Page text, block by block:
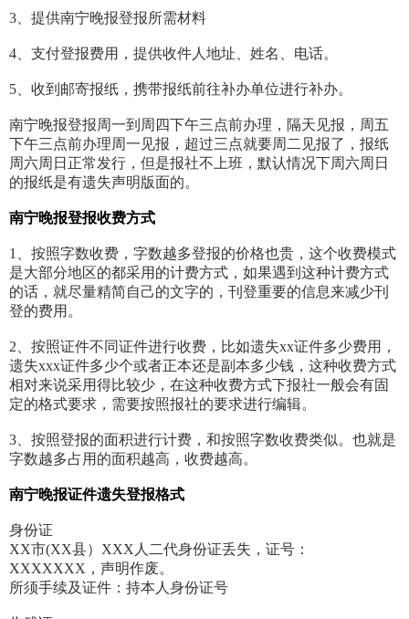
3、提供南宁晚报登报所需材料
4、支付登报费用，提供收件人地址、姓名、电话。
5、收到邮寄报纸，携带报纸前往补办单位进行补办。
南宁晚报登报周一到周四下午三点前办理，隔天见报，周五
下午三点前办理周一见报，超过三点就要周二见报了，报纸
周六周日正常发行，但是报社不上班，默认情况下周六周日
的报纸是有遗失声明版面的。
南宁晚报登报收费方式
1、按照字数收费，字数越多登报的价格也贵，这个收费模式
是大部分地区的都采用的计费方式，如果遇到这种计费方式
的话，就尽量精简自己的文字的，刊登重要的信息来减少刊
登的费用。
2、按照证件不同证件进行收费，比如遗失xx证件多少费用，
遗失xxx证件多少个或者正本还是副本多少钱，这种收费方式
相对来说采用得比较少，在这种收费方式下报社一般会有固
定的格式要求，需要按照报社的要求进行编辑。
3、按照登报的面积进行计费，和按照字数收费类似。也就是
字数越多占用的面积越高，收费越高。
南宁晚报证件遗失登报格式
身份证
XX市(XX县）XXX人二代身份证丢失，证号：
XXXXXXX，声明作废。
所须手续及证件：持本人身份证号